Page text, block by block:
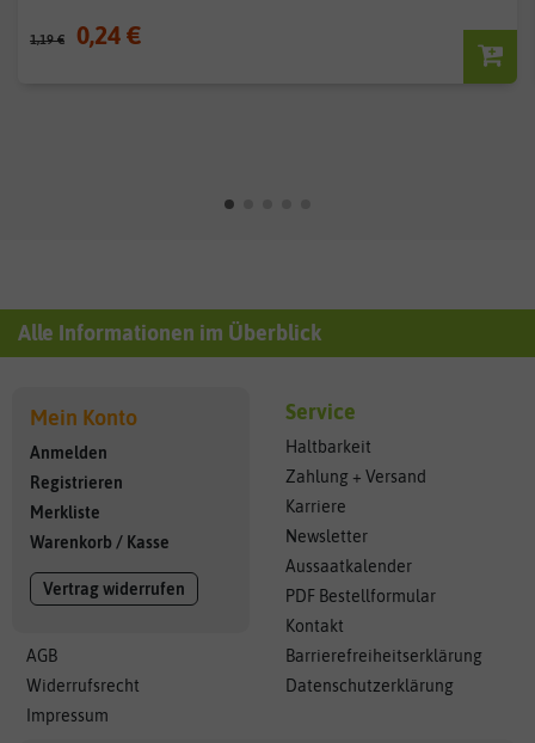
1,19 € 0,24 €
Alle Informationen im Überblick
Mein Konto
Anmelden
Registrieren
Merkliste
Warenkorb / Kasse
Vertrag widerrufen
AGB
Widerrufsrecht
Impressum
Service
Haltbarkeit
Zahlung + Versand
Karriere
Newsletter
Aussaatkalender
PDF Bestellformular
Kontakt
Barrierefreiheitserklärung
Datenschutzerklärung